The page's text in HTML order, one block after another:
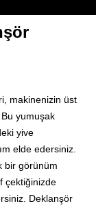
makinenizin üst
yumuşak
yive
elde edersiniz.
bir görünüm
çektiğinizde
Deklanşör